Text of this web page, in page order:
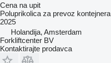
Cena na upit
Poluprikolica za prevoz kontejnera
2025
Holandija, Amsterdam
Forkliftcenter BV
Kontaktirajte prodavca